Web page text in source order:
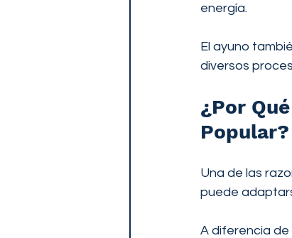
energía.
El ayuno
diversos
¿Por
Popular?
Una de las
puede
A diferencia